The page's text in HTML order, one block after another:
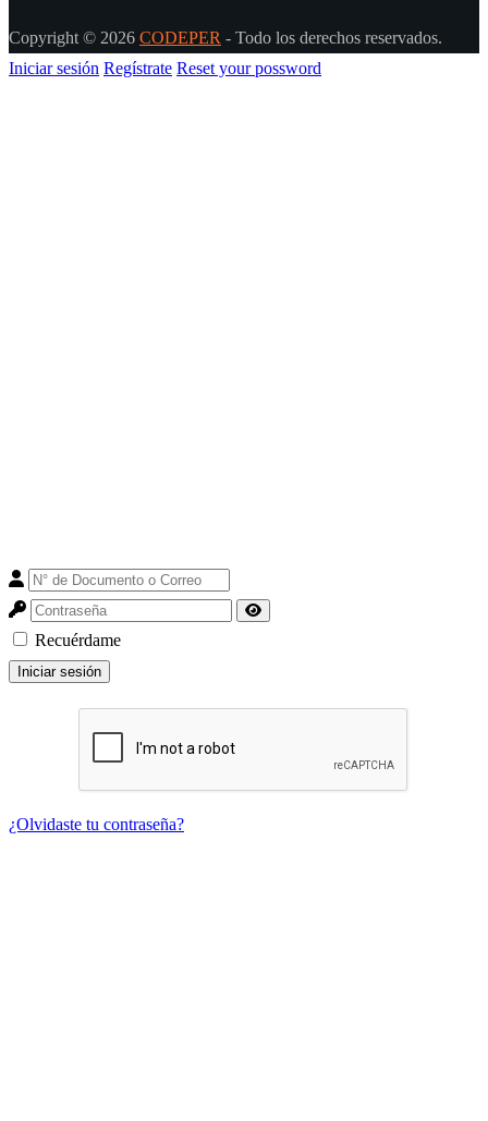
Copyright © 2026 CODEPER - Todo los derechos reservados.
Iniciar sesión Regístrate Reset your possword
Recuérdame
Iniciar sesión
¿Olvidaste tu contraseña?